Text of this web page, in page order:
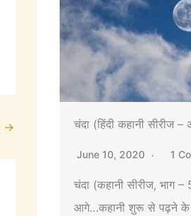
→ चंदा (हिंदी कहानी सीरीज –
June 10, 2020 1
चंदा (कहानी सीरीज, भाग
आगे…कहानी शुरू से पढ़ने के